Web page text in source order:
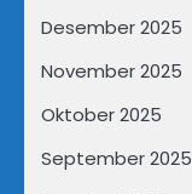
Desember 2025
November 2025
Oktober 2025
September 2025